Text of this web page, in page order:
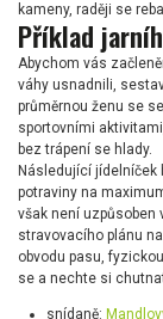
kameny, raději se
Příklad
Abychom vás
váhy usnadnili,
průměrnou ženu se
sportovními
bez trápení se hlady.
Následující jídelníček
potraviny na
však není uzpůsoben
stravovacího plánu
obvodu pasu,
se a nechte si
snídaně: